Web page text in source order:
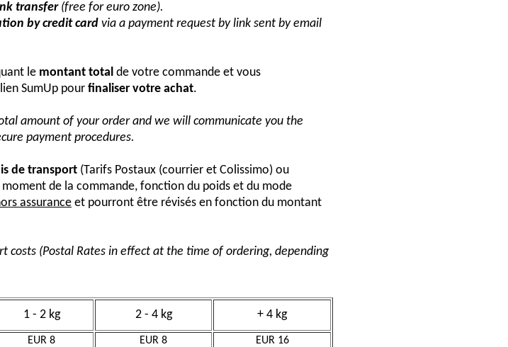
transfer(free for euro zone).
by credit card via a payment request by link sent by email
le montant total de votre commande et vous
SumUp pour finaliser votre achat.
amount of your order and we will communicate you the
payment procedures.
de transport (Tarifs Postaux (courrier et Colissimo) ou
de la commande, fonction du poids et du mode
assurance et pourront être révisés en fonction du montant
costs (Postal Rates in effect at the time of ordering, depending
1 - 2 kg 2 - 4 kg + 4 kg
EUR 8 EUR 8 EUR 16